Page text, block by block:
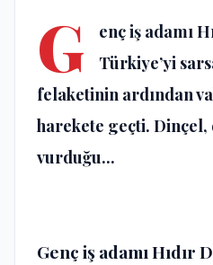
G
enç iş adamı
Türkiye’yi
felaketinin ardından
harekete geçti.
vurduğu...
Genç iş adamı Hıdır